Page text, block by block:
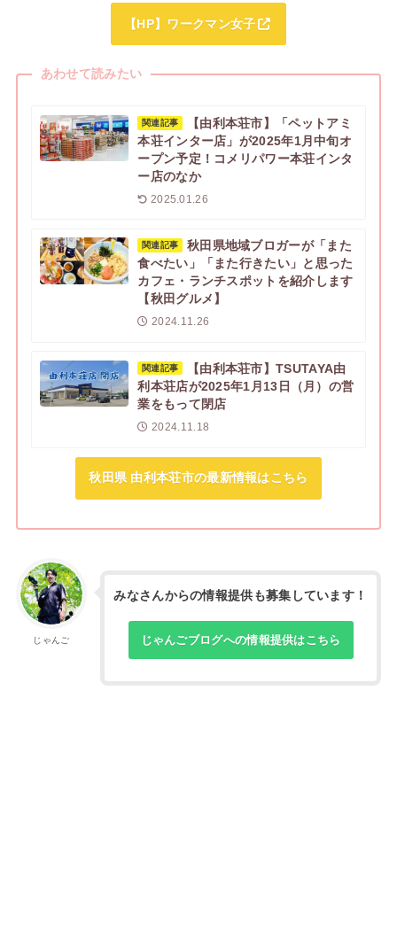
【HP】ワークマン女子
あわせて読みたい
関連記事
【由利本荘市】「ペットアミ
本荘インター店」が2025年1月中旬オ
ープン予定！コメリパワー本荘インタ
ー店のなか
2025.01.26
関連記事
秋田県地域ブロガーが「また
食べたい」「また行きたい」と思った
カフェ・ランチスポットを紹介します
【秋田グルメ】
2024.11.26
関連記事
【由利本荘市】TSUTAYA由
利本荘店が2025年1月13日（月）の営
業をもって閉店
2024.11.18
秋田県 由利本荘市の最新情報はこちら
じゃんご
みなさんからの情報提供も募集しています！
じゃんごブログへの情報提供はこちら